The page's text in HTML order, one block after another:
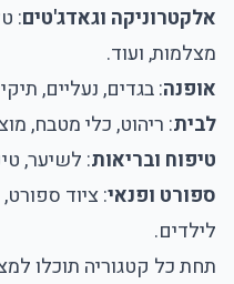
אלקטרוניקה וגאדג'טים:
מצלמות, ועוד.
אופנה: בגדים, נעליים,
לבית: ריהוט, כלי מטבח,
טיפוח ובריאות: לשיער,
ספורט ופנאי: ציוד
לילדים.
תחת כל קטגוריה תוכלו